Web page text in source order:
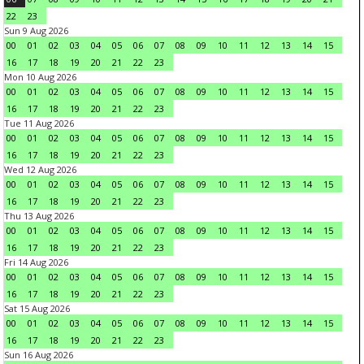
22
23
Sun 9 Aug 2026
00
01 02 03 04 05 06 07 08 09 10 11 12 13 14
15
16
17 18 19 20 21 22
23
Mon 10 Aug 2026
00
01 02 03 04 05 06 07 08 09 10 11 12 13 14
15
16
17 18 19 20 21 22
23
Tue 11 Aug 2026
00
01 02 03 04 05 06 07 08 09 10 11 12 13 14
15
16
17 18 19 20 21 22
23
Wed 12 Aug 2026
00
01 02 03 04 05 06 07 08 09 10 11 12 13 14
15
16
17 18 19 20 21 22
23
Thu 13 Aug 2026
00
01 02 03 04 05 06 07 08 09 10 11 12 13 14
15
16
17 18 19 20 21 22
23
Fri 14 Aug 2026
00
01 02 03 04 05 06 07 08 09 10 11 12 13 14
15
16
17 18 19 20 21 22
23
Sat 15 Aug 2026
00
01 02 03 04 05 06 07 08 09 10 11 12 13 14
15
16
17 18 19 20 21 22
23
Sun 16 Aug 2026